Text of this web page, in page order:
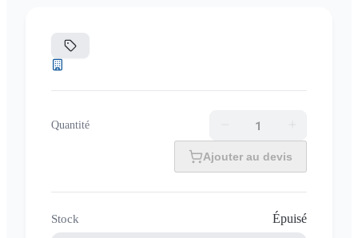
Quantité
Ajouter au devis
Stock Épuisé